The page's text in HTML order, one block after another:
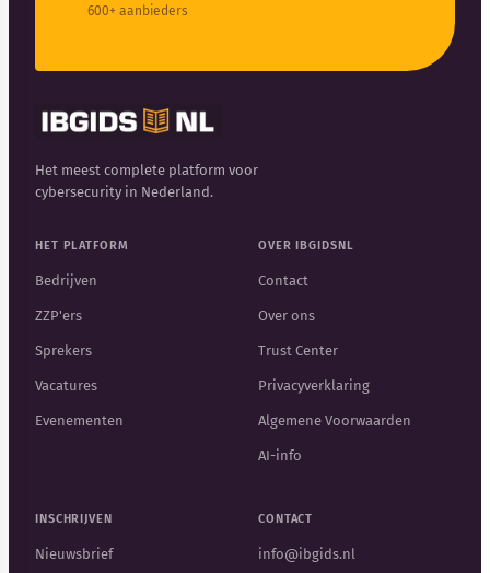
600+ aanbieders
Het meest complete platform voor
cybersecurity in Nederland.
HET PLATFORM
Bedrijven
ZZP'ers
Sprekers
Vacatures
Evenementen
OVER IBGIDSNL
Contact
Over ons
Trust Center
Privacyverklaring
Algemene Voorwaarden
AI-info
INSCHRIJVEN
Nieuwsbrief
CONTACT
info@ibgids.nl